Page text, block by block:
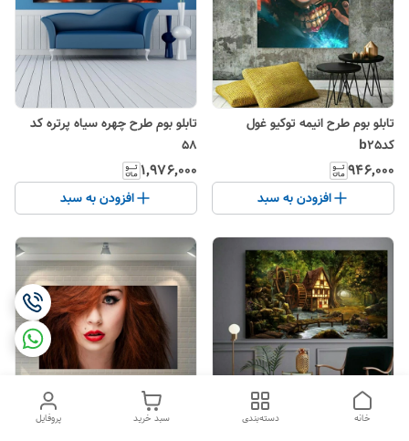
تابلو بوم طرح انیمه توکیو غول
کدb25
۹۴۶٬۰۰۰
افزودن به سبد
تابلو بوم طرح چهره سیاه پرتره کد
58
۱٬۹۷۶٬۰۰۰
افزودن به سبد
پروفایل سبد خرید دسته‌بندی خانه